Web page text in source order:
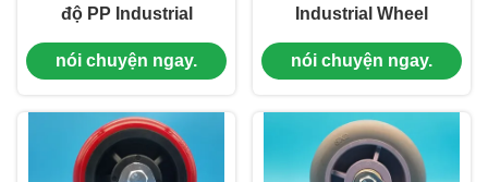
độ PP Industrial
Industrial Wheel
Casters Single 8
Rigid Manufacturing
Environments
nói chuyện ngay.
Industrial Wheel
Caster Singel 5"
Castors Total
Swivel Rigid Cho ghế
Đặt hồ sơ Cabinet Địa
điểm làm việc di động
nói chuyện ngay.